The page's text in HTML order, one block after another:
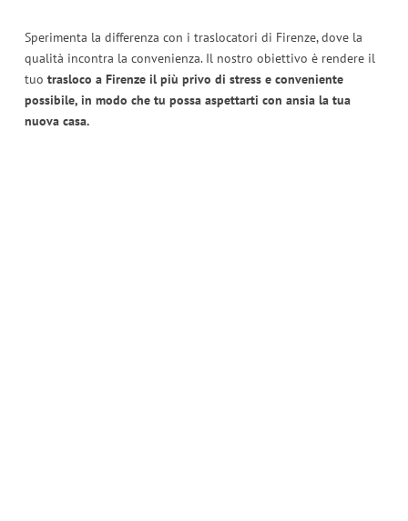
Sperimenta la differenza con i traslocatori di Firenze, dove la
qualità incontra la convenienza. Il nostro obiettivo è rendere il
tuo trasloco a Firenze il più privo di stress e conveniente
possibile, in modo che tu possa aspettarti con ansia la tua
nuova casa.